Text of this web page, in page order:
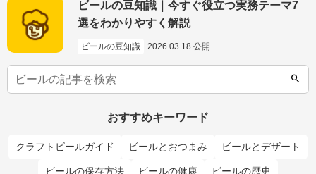
ビールの豆知識｜今すぐ役立つ実務テーマ7
選をわかりやすく解説
ビールの豆知識 2026.03.18 公開
おすすめキーワード
クラフトビールガイド ビールとおつまみ ビールとデザート
ビールの保存方法 ビールの健康 ビールの歴史